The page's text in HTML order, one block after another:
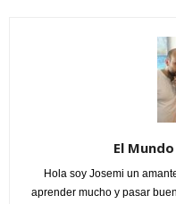
El
Hola soy Josemi un
aprender mucho y pasar